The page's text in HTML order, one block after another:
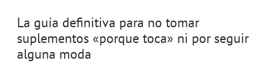
La guía definitiva para no tomar
suplementos «porque toca» ni por seguir
alguna moda